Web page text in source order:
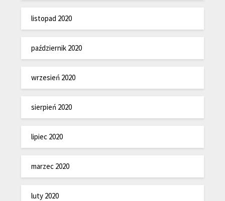
listopad 2020
październik 2020
wrzesień 2020
sierpień 2020
lipiec 2020
marzec 2020
luty 2020